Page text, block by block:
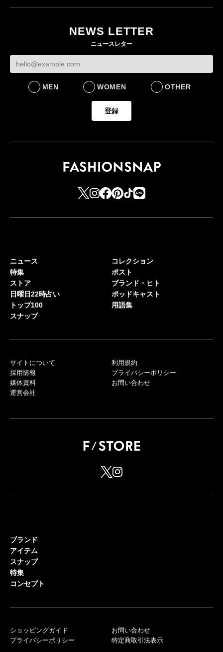
ケットなど7型を発売
FASHION
FASHION
BUSINESS
NEWS LETTER
ニュースレター
MEN WOMEN OTHER
登録
ニュース
特集
ストア
日曜日22時占い
トップ100
スナップ
コレクション
ポスト
ブランド・ヒト
ポッドキャスト
用語集
サイトについて
採用情報
媒体資料
運営会社
利用規約
プライバシーポリシー
お問い合わせ
ブランド
アイテム
スナップ
特集
コンセプト
ショッピングガイド
プライバシーポリシー
お問い合わせ
特定商取引法表示